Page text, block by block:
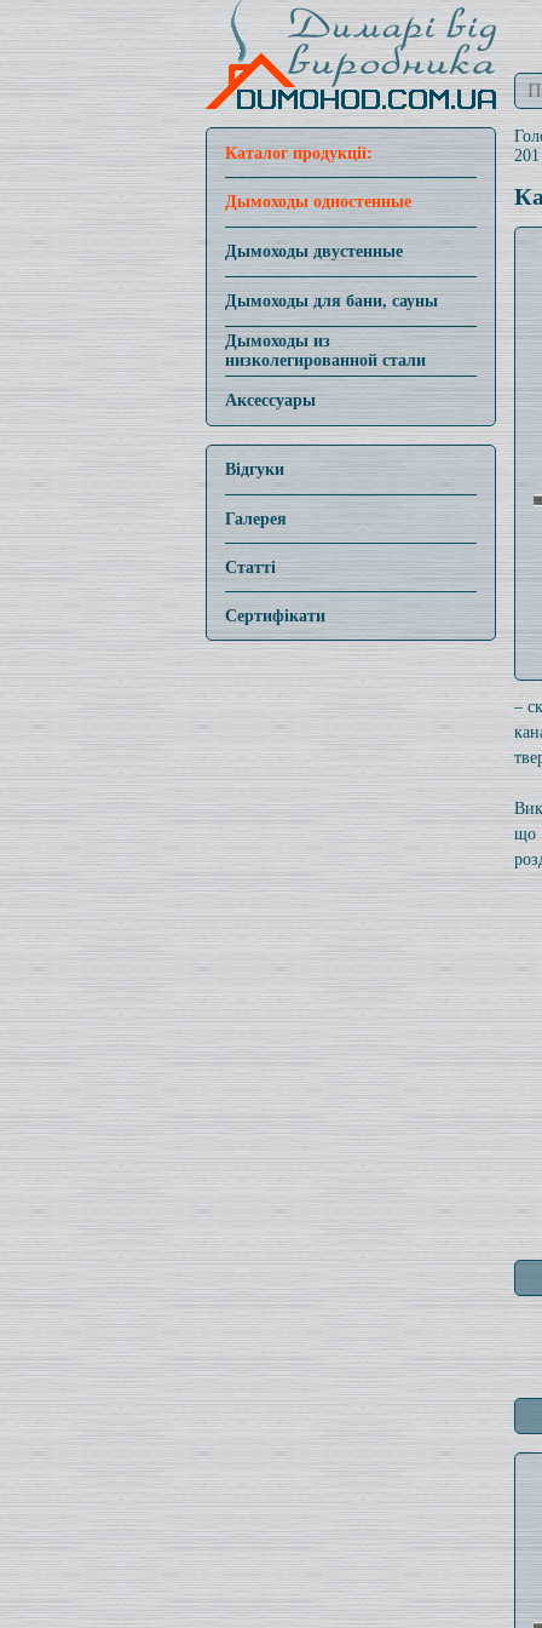
Каталог продукції:
Дымоходы одностенные
Дымоходы двустенные
Дымоходы для бани, сауны
Дымоходы из
низколегированной стали
Аксессуары
Відгуки
Галерея
Статті
Сертифікати
–
що